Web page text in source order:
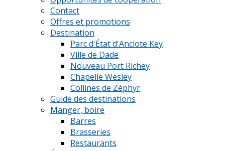
Contact
Offres et promotions
Destination
Parc d'État d'Anclote Key
Ville de Dade
Nouveau Port Richey
Chapelle Wesley
Collines de Zéphyr
Guide des destinations
Manger, boire
Barres
Brasseries
Restaurants